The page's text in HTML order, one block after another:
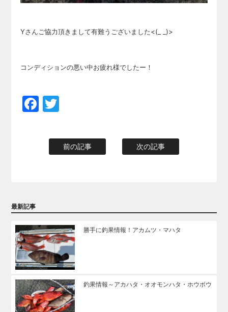
Yさんご協力頂きまして有難うございました<(_ _)>
コンディションの悪い中お疲れ様でしたー！
Facebook
前の記事 次の記事
最新記事
勝手に釣果情報！アカムツ・マハタ
釣果情報～アカハタ・オオモンハタ・ホウボウ